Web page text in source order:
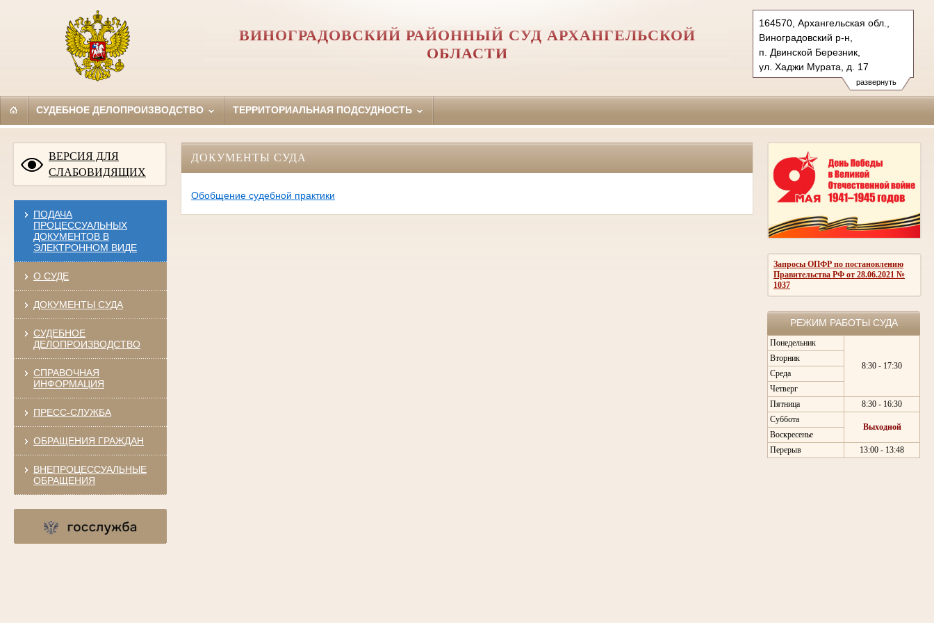
развернуть
164570, Архангельская обл.,
Виноградовский р-н,
п. Двинской Березник,
ул. Хаджи Мурата, д. 17
Тел.: (81831) 2-21-41
vinogsud.arh@sudrf.ru
ВИНОГРАДОВСКИЙ РАЙОННЫЙ СУД АРХАНГЕЛЬСКОЙ
ОБЛАСТИ
СУДЕБНОЕ ДЕЛОПРОИЗВОДСТВО ТЕРРИТОРИАЛЬНАЯ ПОДСУДНОСТЬ
ВЕРСИЯ ДЛЯ
СЛАБОВИДЯЩИХ
ПОДАЧА
ПРОЦЕССУАЛЬНЫХ
ДОКУМЕНТОВ В
ЭЛЕКТРОННОМ ВИДЕ
О СУДЕ
ДОКУМЕНТЫ СУДА
СУДЕБНОЕ
ДЕЛОПРОИЗВОДСТВО
СПРАВОЧНАЯ
ИНФОРМАЦИЯ
ПРЕСС-СЛУЖБА
ОБРАЩЕНИЯ ГРАЖДАН
ВНЕПРОЦЕССУАЛЬНЫЕ
ОБРАЩЕНИЯ
Запросы ОПФР по постановлению
Правительства РФ от 28.06.2021 №
1037
РЕЖИМ РАБОТЫ СУДА
Понедельник
8:30 - 17:30
Вторник
Среда
Четверг
Пятница
8:30 - 16:30
Суббота
Выходной
Воскресенье
Перерыв
13:00 - 13:48
ДОКУМЕНТЫ СУДА
Обобщение судебной практики